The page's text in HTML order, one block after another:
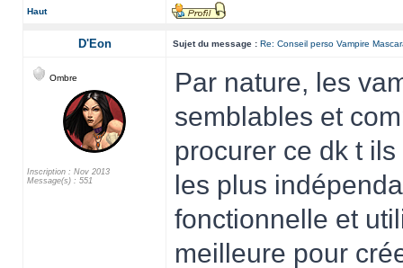
Haut
D'Eon Sujet du message : Re: Conseil perso Vampire
Ombre
Inscription : Nov 2013
Message(s) : 551
Par nature, les
semblables et
procurer ce dk t
les plus
fonctionnelle et
meilleure pour